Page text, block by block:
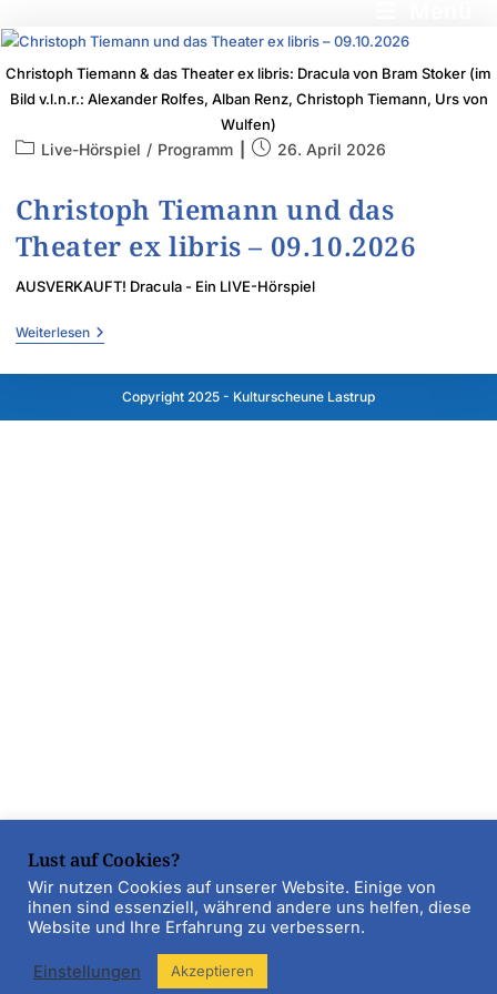
Christoph Tiemann & das Theater ex libris: Dracula von Bram Stoker (im
Bild v.l.n.r.: Alexander Rolfes, Alban Renz, Christoph Tiemann, Urs von
Wulfen)
Live-Hörspiel / Programm 26. April 2026
Christoph Tiemann und das
Theater ex libris – 09.10.2026
AUSVERKAUFT! Dracula - Ein LIVE-Hörspiel
Weiterlesen
Copyright 2025 - Kulturscheune Lastrup
Lust auf Cookies?
Wir nutzen Cookies auf unserer Website. Einige von
ihnen sind essenziell, während andere uns helfen, diese
Website und Ihre Erfahrung zu verbessern.
Einstellungen Akzeptieren